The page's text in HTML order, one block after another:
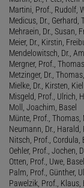
Martini, Prof., Rudolf,
Medicus, Dr., Gerhard,
Mehraein, Dr., Susan,
Meier, Dr., Kirstin,
Mendelowitsch, Dr.,
Mergner, Prof.,
Metzinger, Dr.,
Mielke, Dr., Kirsten, Kiel
Misgeld, Prof., Ulrich,
Moll, Joachim, Basel
Münte, Prof., Thomas,
Neumann, Dr.,
Nitsch, Prof., Cordula,
Oehler, Prof., Jochen,
Otten, Prof., Uwe, Basel
Palm, Prof., Günther,
Pawelzik, Prof., Klaus,